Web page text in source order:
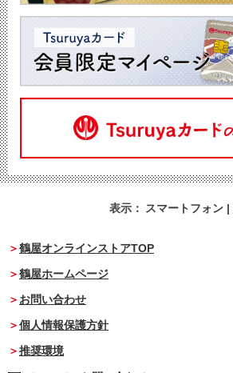
表示： スマートフォン |
鶴屋オンラインストアTOP
鶴屋ホームページ
お問い合わせ
個人情報保護方針
推奨環境